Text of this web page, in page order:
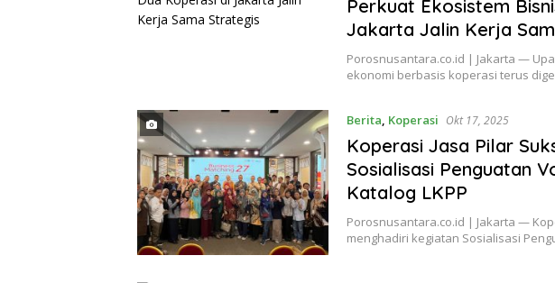
Perkuat Ekosistem
Jakarta Jalin Kerja
Porosnusantara.co.id | Jakarta —
ekonomi berbasis koperasi terus
Berita, Koperasi Okt 17, 2025
Koperasi Jasa Pilar
Sosialisasi Penguatan
Katalog LKPP
Porosnusantara.co.id | Jakarta —
menghadiri kegiatan Sosialisasi